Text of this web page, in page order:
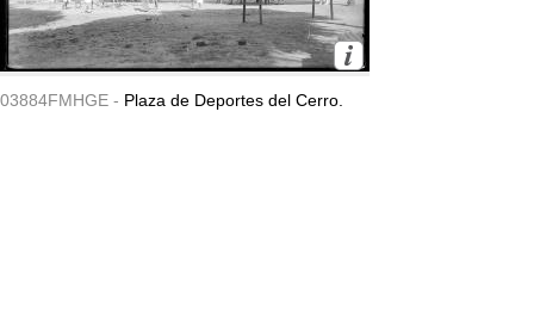
03884FMHGE - Plaza de Deportes del Cerro.